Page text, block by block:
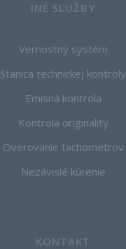
INÉ SLUŽBY
Vernostný systém
Stanica technickej kontroly
Emisná kontrola
Kontrola originality
Overovanie tachometrov
Nezávislé kúrenie
KONTAKT